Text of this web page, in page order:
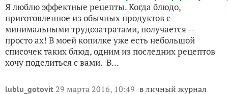
Я люблю эффектные рецепты. Когда блюдо,
приготовленное из обычных продуктов с
минимальными трудозатратами, получается —
просто ах! В моей копилке уже есть небольшой
списочек таких блюд, одним из последних рецептов
хочу поделиться с вами. В...
lublu_gotovit 29 марта 2016, 10:49 в личный журнал